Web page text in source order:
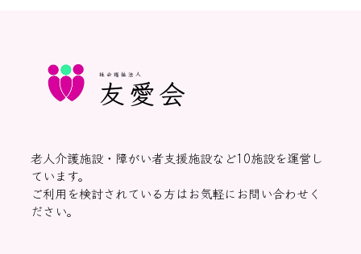
社会福祉法人
友愛会
老人介護施設・障がい者支援施設など10施設を運営し
ています。
ご利用を検討されている方はお気軽にお問い合わせく
ださい。